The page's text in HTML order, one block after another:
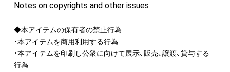
Notes on copyrights and other issues
◆本アイテムの保有者の禁止行為
・本アイテムを商用利用する行為
・本アイテムを印刷し公衆に向けて展示、販売、譲渡、貸与する
行為